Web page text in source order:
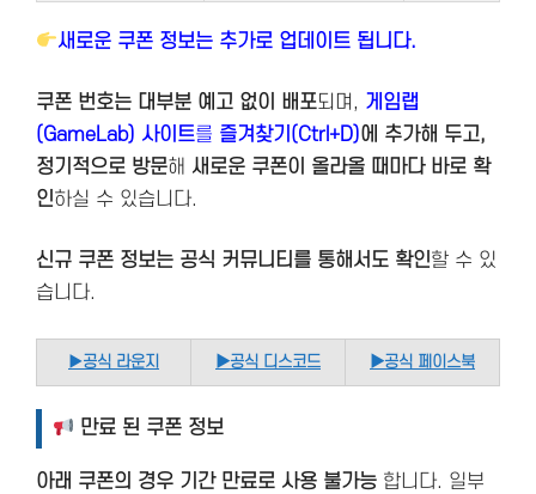
새로운 쿠폰 정보는 추가로 업데이트 됩니다.
쿠폰 번호는 대부분 예고 없이 배포되며, 게임랩
(GameLab) 사이트를 즐겨찾기(Ctrl+D)에 추가해 두고,
정기적으로 방문해 새로운 쿠폰이 올라올 때마다 바로 확
인하실 수 있습니다.
신규 쿠폰 정보는 공식 커뮤니티를 통해서도 확인할 수 있
습니다.
▶공식 라운지 ▶공식 디스코드 ▶공식 페이스북
만료 된 쿠폰 정보
아래 쿠폰의 경우 기간 만료로 사용 불가능 합니다. 일부